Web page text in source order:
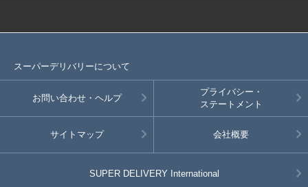
スーパーデリバリーについて
お問い合わせ・ヘルプ
プライバシー・
ステートメント
サイトマップ 会社概要
SUPER DELIVERY International